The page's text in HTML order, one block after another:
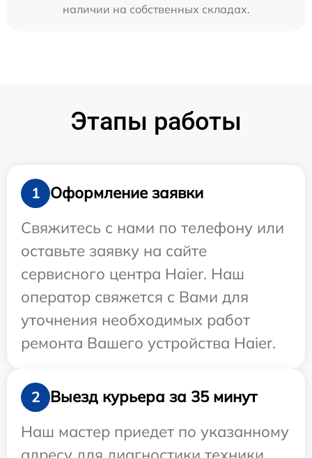
наличии на собственных складах.
Этапы работы
1
Оформление заявки
Свяжитесь с нами по телефону или
оставьте заявку на сайте
сервисного центра Haier. Наш
оператор свяжется с Вами для
уточнения необходимых работ
ремонта Вашего устройства Haier.
2
Выезд курьера за 35 минут
Наш мастер приедет по указанному